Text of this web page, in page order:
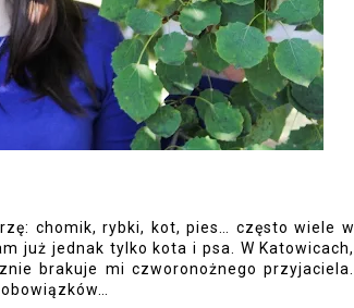
chomik, rybki, kot, pies… często wiele w
już jednak tylko kota i psa. W Katowicach,
brakuje mi czworonożnego przyjaciela.